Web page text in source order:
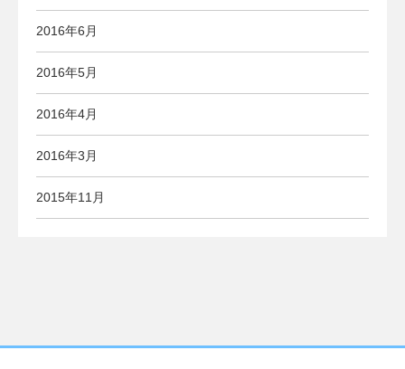
2016年6月
2016年5月
2016年4月
2016年3月
2015年11月